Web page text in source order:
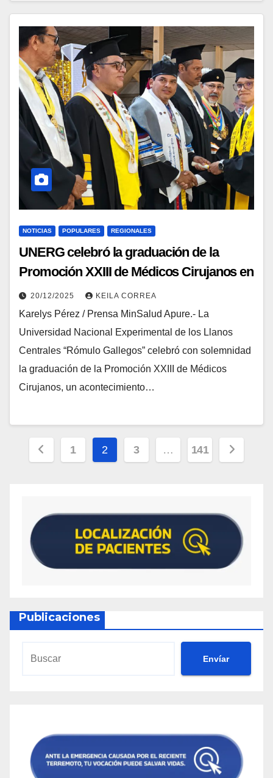
NOTICIAS POPULARES REGIONALES
UNERG celebró la graduación de la
Promoción XXIII de Médicos Cirujanos en
Apure
20/12/2025 KEILA CORREA
Karelys Pérez / Prensa MinSalud Apure.- La
Universidad Nacional Experimental de los Llanos
Centrales “Rómulo Gallegos” celebró con solemnidad
la graduación de la Promoción XXIII de Médicos
Cirujanos, un acontecimiento…
1 2 3 … 141
Publicaciones
Envíar